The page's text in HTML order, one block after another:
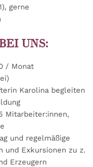
gerne
UNS:
/ Monat
Karolina begleiten
Mitarbeiter:innen,
und regelmäßige
und Exkursionen zu z.
Erzeugern